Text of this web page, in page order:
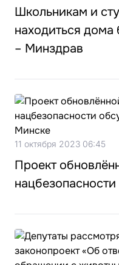
Школьникам и
находиться дома
– Минздрав
11 октября 2023 06:45
Проект